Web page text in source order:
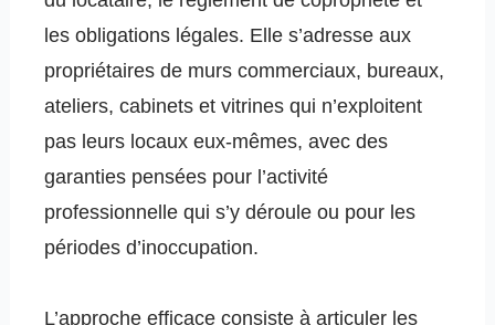
les obligations légales. Elle s’adresse aux
propriétaires de murs commerciaux, bureaux,
ateliers, cabinets et vitrines qui n’exploitent
pas leurs locaux eux‑mêmes, avec des
garanties pensées pour l’activité
professionnelle qui s’y déroule ou pour les
périodes d’inoccupation.
L’approche efficace consiste à articuler les